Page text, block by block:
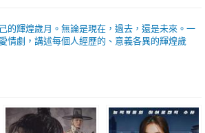
的輝煌歲月。無論是現在，過去，還是未來。一
情劇，講述每個人經歷的、意義各異的輝煌歲